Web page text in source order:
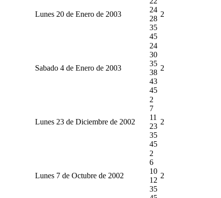
Lunes 20 de Enero de 2003
24
28
35
45
2
Sabado 4 de Enero de 2003
24
30
35
38
43
45
2
Lunes 23 de Diciembre de 2002
2
7
11
23
35
45
2
Lunes 7 de Octubre de 2002
2
6
10
12
35
2